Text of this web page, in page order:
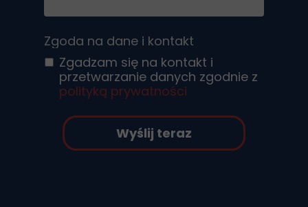
Zgoda na dane i kontakt
Zgadzam się na kontakt i
przetwarzanie danych zgodnie z
polityką prywatności
Wyślij teraz